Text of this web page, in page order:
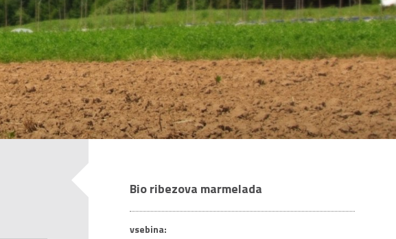
Bio ribezova marmelada
vsebina: